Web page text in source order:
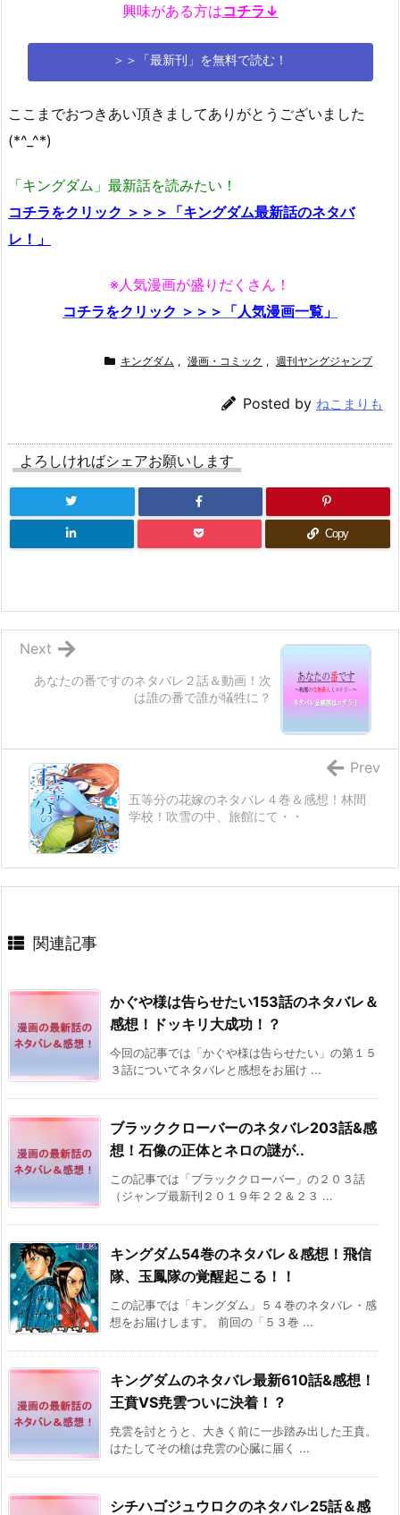
興味がある方はコチラ↓
＞＞「最新刊」を無料で読む！
ここまでおつきあい頂きましてありがとうございました
(*^_^*)
「キングダム」最新話を読みたい！
コチラをクリック ＞＞＞「キングダム最新話のネタバ
レ！」
※人気漫画が盛りだくさん！
コチラをクリック ＞＞＞「人気漫画一覧」
キングダム , 漫画・コミック , 週刊ヤングジャンプ
Posted by ねこまりも
よろしければシェアお願いします
Copy
あなたの番ですのネタバレ２話＆動画！次
は誰の番で誰が犠牲に？
Next
五等分の花嫁のネタバレ４巻＆感想！林間
学校！吹雪の中、旅館にて・・
Prev
関連記事
かぐや様は告らせたい153話のネタバレ＆
感想！ドッキリ大成功！？
今回の記事では「かぐや様は告らせたい」の第１５
３話についてネタバレと感想をお届け ...
ブラッククローバーのネタバレ203話&感
想！石像の正体とネロの謎が..
この記事では「ブラッククローバー」の２０３話
（ジャンプ最新刊２０１９年２２＆２３ ...
キングダム54巻のネタバレ＆感想！飛信
隊、玉鳳隊の覚醒起こる！！
この記事では「キングダム」５４巻のネタバレ・感
想をお届けします。 前回の「５３巻 ...
キングダムのネタバレ最新610話&感想！
王賁VS尭雲ついに決着！？
尭雲を討とうと、大きく前に一歩踏み出した王賁。
はたしてその槍は尭雲の心臓に届く ...
シチハゴジュウロクのネタバレ25話＆感